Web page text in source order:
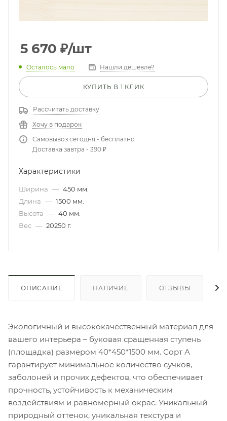
5 670 ₽/шт
Осталось мало Нашли дешевле?
КУПИТЬ В 1 КЛИК
Рассчитать доставку
Хочу в подарок
Самовывоз сегодня - бесплатно
Доставка завтра - 390 ₽
Характеристики
Ширина — 450 мм.
Длина — 1500 мм.
Высота — 40 мм.
Вес — 20250 г.
ОПИСАНИЕ НАЛИЧИЕ ОТЗЫВЫ
Экологичный и высококачественный материал для
вашего интерьера – буковая сращенная ступень
(площадка) размером 40*450*1500 мм. Сорт А
гарантирует минимальное количество сучков,
заболоней и прочих дефектов, что обеспечивает
прочность, устойчивость к механическим
воздействиям и равномерный окрас. Уникальный
природный оттенок, уникальная текстура и